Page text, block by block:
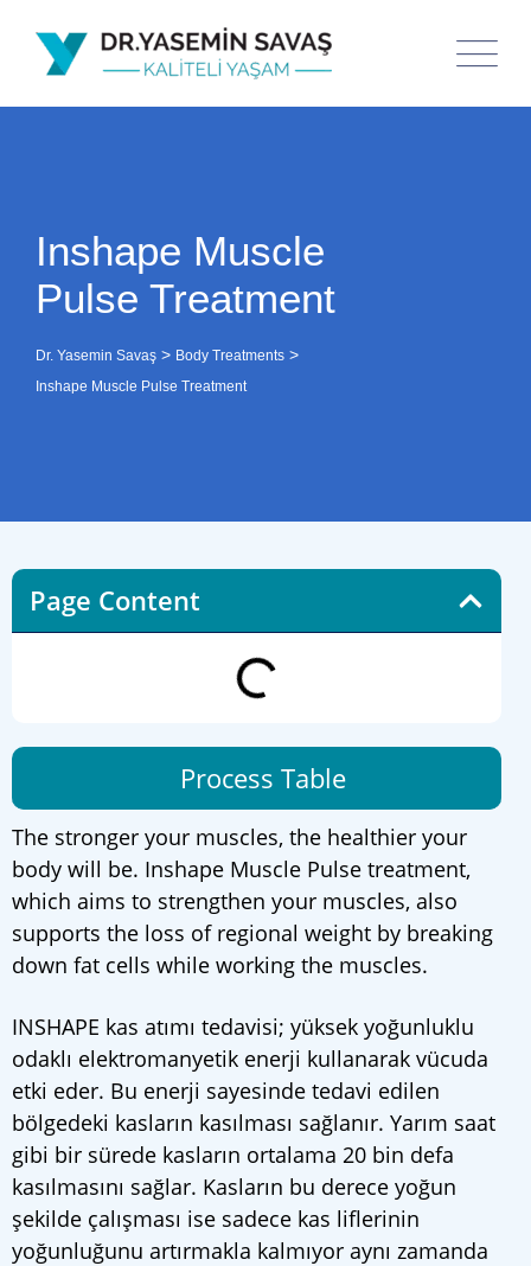
Inshape Muscle
Pulse Treatment
Dr. Yasemin Savaş > Body Treatments >
Inshape Muscle Pulse Treatment
Page Content
Process Table
The stronger your muscles, the healthier your
body will be. Inshape Muscle Pulse treatment,
which aims to strengthen your muscles, also
supports the loss of regional weight by breaking
down fat cells while working the muscles.
INSHAPE kas atımı tedavisi; yüksek yoğunluklu
odaklı elektromanyetik enerji kullanarak vücuda
etki eder. Bu enerji sayesinde tedavi edilen
bölgedeki kasların kasılması sağlanır. Yarım saat
gibi bir sürede kasların ortalama 20 bin defa
kasılmasını sağlar. Kasların bu derece yoğun
şekilde çalışması ise sadece kas liflerinin
yoğunluğunu artırmakla kalmıyor aynı zamanda